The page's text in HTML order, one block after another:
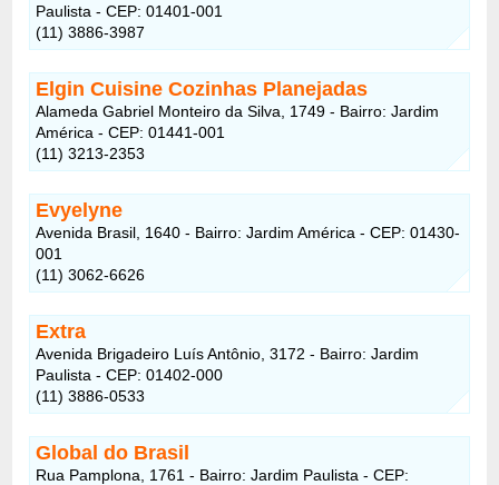
Paulista - CEP: 01401-001
(11) 3886-3987
Elgin Cuisine Cozinhas Planejadas
Alameda Gabriel Monteiro da Silva, 1749 - Bairro: Jardim
América - CEP: 01441-001
(11) 3213-2353
Evyelyne
Avenida Brasil, 1640 - Bairro: Jardim América - CEP: 01430-
001
(11) 3062-6626
Extra
Avenida Brigadeiro Luís Antônio, 3172 - Bairro: Jardim
Paulista - CEP: 01402-000
(11) 3886-0533
Global do Brasil
Rua Pamplona, 1761 - Bairro: Jardim Paulista - CEP: